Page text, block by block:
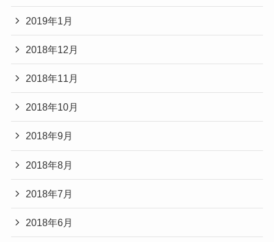
2019年1月
2018年12月
2018年11月
2018年10月
2018年9月
2018年8月
2018年7月
2018年6月